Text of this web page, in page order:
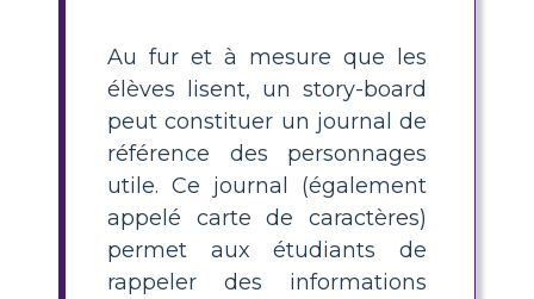
Au fur et à mesure que les
élèves lisent, un story-board
peut constituer un journal de
référence des personnages
utile. Ce journal (également
appelé carte de caractères)
permet aux étudiants de
rappeler des informations